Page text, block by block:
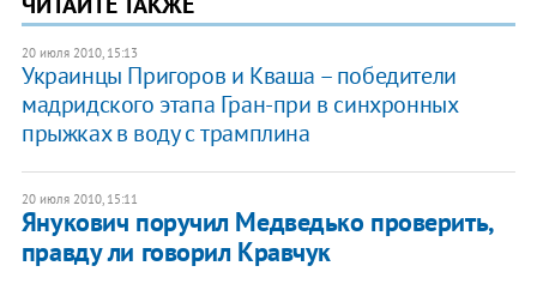
20 июля 2010, 15:13
Украинцы Пригоров и Кваша – победители
мадридского этапа Гран-при в синхронных
прыжках в воду с трамплина
20 июля 2010, 15:11
Янукович поручил Медведько проверить,
правду ли говорил Кравчук